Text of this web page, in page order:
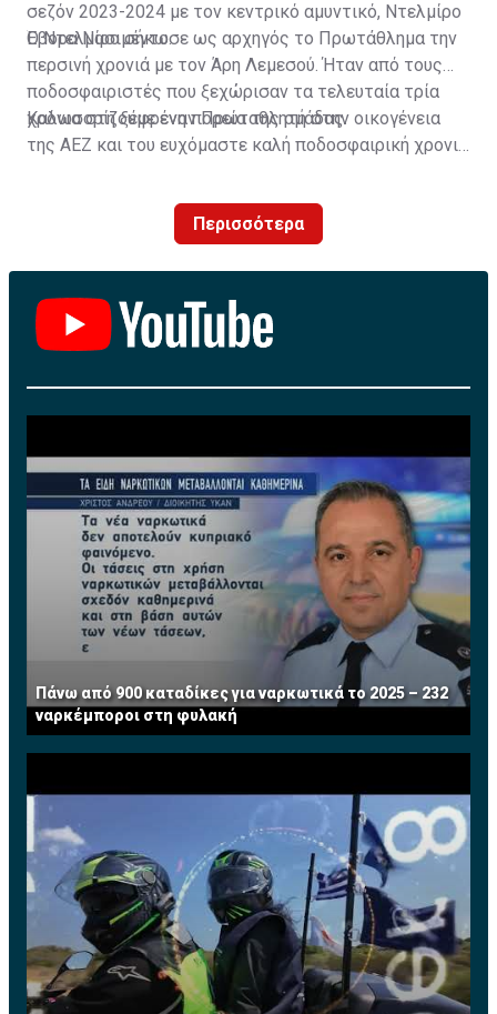
σεζόν 2023-2024 με τον κεντρικό αμυντικό, Ντελμίρο
Έβορα Νασιμέντο.
Ο Ντελμίρο σήκωσε ως αρχηγός το Πρωτάθλημα την
περσινή χρονιά με τον Άρη Λεμεσού. Ήταν από τους
ποδοσφαιριστές που ξεχώρισαν τα τελευταία τρία
χρόνια στη ξέφρενη πορεία της ομάδας.
Καλωσορίζουμε έναν Πρωταθλητή στην οικογένεια
της ΑΕΖ και του ευχόμαστε καλή ποδοσφαιρική χρονιά
Περισσότερα
Πάνω από 900 καταδίκες για ναρκωτικά το 2025 – 232
ναρκέμποροι στη φυλακή